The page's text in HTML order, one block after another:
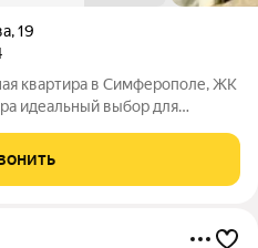
,19
квартира в Симферополе, ЖК
«Черника», на
тишину и